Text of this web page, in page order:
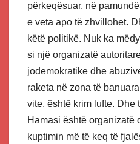
përkeqësuar, në
e veta apo të zhvillohet.
këtë politikë. Nuk ka
si një organizatë
jodemokratike dhe
raketa në zona të
vite, është krim lufte. Dhe
Hamasi është organizatë
kuptimin më të keq të